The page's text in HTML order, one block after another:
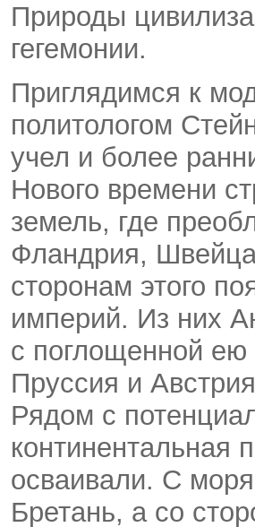
Природы
гегемонии.
Приглядимся к
политологом
учел и более
Нового времени
земель, где
Фландрия,
сторонам этого
империй. Из них
с поглощенной ею
Пруссия и
Рядом с
континентальная
осваивали. С
Бретань, а со